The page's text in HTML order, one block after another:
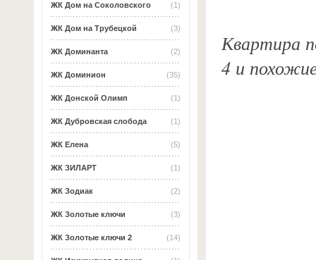
(1)
ЖК Дом на Соколовского
(3)
ЖК Дом на Трубецкой
(2)
ЖК Доминанта
(35)
ЖК Доминион
(1)
ЖК Донской Олимп
(1)
ЖК Дубровская слобода
(5)
ЖК Елена
(1)
ЖК ЗИЛАРТ
(2)
ЖК Зодиак
(3)
ЖК Золотые ключи
(14)
ЖК Золотые ключи 2
Квартира
4 и